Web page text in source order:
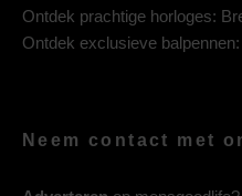
Ontdek prachtige horloges:
Ontdek exclusieve balpennen:
Neem contact met